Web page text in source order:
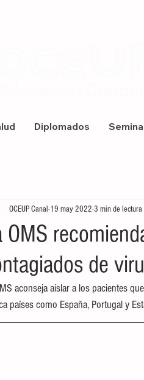
Diplomados
OMS
de
OCEUP Canal 19 may 2022 3 min de lectura
aconseja aislar a los pacientes
países como España, Portugal y